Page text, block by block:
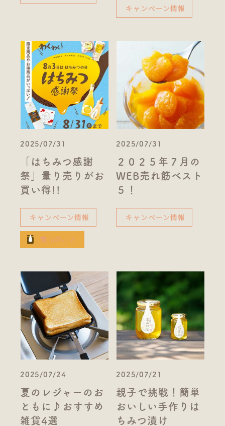
キャンペーン情報
2025/07/31
「はちみつ感謝
祭」量り売りがお
買い得!!
キャンペーン情報
商品のこと
2025/07/31
２０２５年７月の
WEB売れ筋ベスト
５！
キャンペーン情報
2025/07/24
夏のレジャーのお
ともに♪おすすめ
雑貨4選
2025/07/21
親子で挑戦！簡単
おいしい手作りは
ちみつ漬け